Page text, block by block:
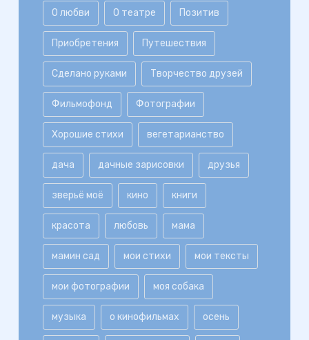
О любви О театре Позитив
Приобретения Путешествия
Сделано руками Творчество друзей
Фильмофонд Фотографии
Хорошие стихи вегетарианство
дача дачные зарисовки друзья
зверьё моё кино книги
красота любовь мама
мамин сад мои стихи мои тексты
мои фотографии моя собака
музыка о кинофильмах осень